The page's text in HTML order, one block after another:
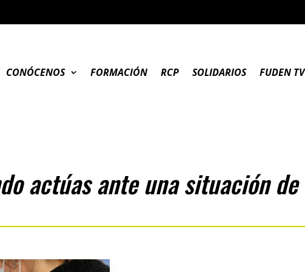
CONÓCENOS FORMACIÓN RCP SOLIDARIOS FUDEN TV
actúas ante una situación de